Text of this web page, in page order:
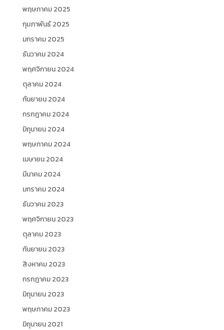
พฤษภาคม 2025
กุมภาพันธ์ 2025
มกราคม 2025
ธันวาคม 2024
พฤศจิกายน 2024
ตุลาคม 2024
กันยายน 2024
กรกฎาคม 2024
มิถุนายน 2024
พฤษภาคม 2024
เมษายน 2024
มีนาคม 2024
มกราคม 2024
ธันวาคม 2023
พฤศจิกายน 2023
ตุลาคม 2023
กันยายน 2023
สิงหาคม 2023
กรกฎาคม 2023
มิถุนายน 2023
พฤษภาคม 2023
มิถุนายน 2021